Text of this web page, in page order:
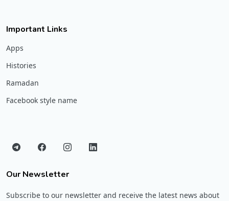
Important Links
Apps
Histories
Ramadan
Facebook style name
Our Newsletter
Subscribe to our newsletter and receive the latest news about